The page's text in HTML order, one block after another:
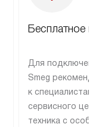
Бесплатное
Для
Smeg
к специалистам
сервисного
техника с